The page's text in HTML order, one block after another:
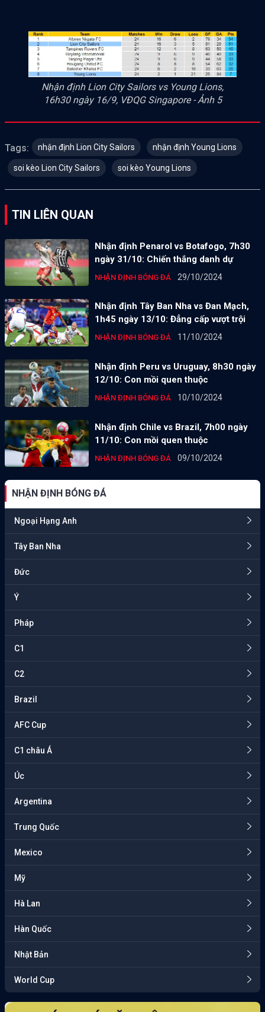
Nhận định Lion City Sailors vs Young Lions,
16h30 ngày 16/9, VĐQG Singapore - Ảnh 5
Tags: nhận định Lion City Sailors nhận định Young Lions
soi kèo Lion City Sailors soi kèo Young Lions
TIN LIÊN QUAN
Nhận định Penarol vs Botafogo, 7h30
ngày 31/10: Chiến thắng danh dự
NHẬN ĐỊNH BÓNG ĐÁ 29/10/2024
Nhận định Tây Ban Nha vs Đan Mạch,
1h45 ngày 13/10: Đẳng cấp vượt trội
NHẬN ĐỊNH BÓNG ĐÁ 11/10/2024
Nhận định Peru vs Uruguay, 8h30 ngày
12/10: Con mồi quen thuộc
NHẬN ĐỊNH BÓNG ĐÁ 10/10/2024
Nhận định Chile vs Brazil, 7h00 ngày
11/10: Con mồi quen thuộc
NHẬN ĐỊNH BÓNG ĐÁ 09/10/2024
NHẬN ĐỊNH BÓNG ĐÁ
Ngoại Hạng Anh
Tây Ban Nha
Đức
Ý
Pháp
C1
C2
Brazil
AFC Cup
C1 châu Á
Úc
Argentina
Trung Quốc
Mexico
Mỹ
Hà Lan
Hàn Quốc
Nhật Bản
World Cup